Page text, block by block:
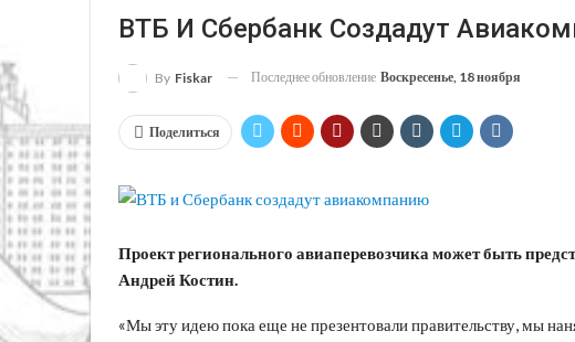
ВТБ И Сбербанк Создадут
By Fiskar Последнее обновление Воскресенье, 18 ноября
Поделиться
Проект регионального авиаперевозчика может быть
Андрей Костин.
«Мы эту идею пока еще не презентовали правительству, мы